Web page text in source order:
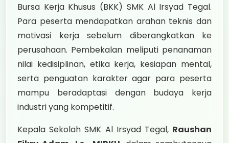
Bursa Kerja Khusus (BKK) SMK Al Irsyad Tegal.
Para peserta mendapatkan arahan teknis dan
motivasi kerja sebelum diberangkatkan ke
perusahaan. Pembekalan meliputi penanaman
nilai kedisiplinan, etika kerja, kesiapan mental,
serta penguatan karakter agar para peserta
mampu beradaptasi dengan budaya kerja
industri yang kompetitif.
Kepala Sekolah SMK Al Irsyad Tegal, Raushan